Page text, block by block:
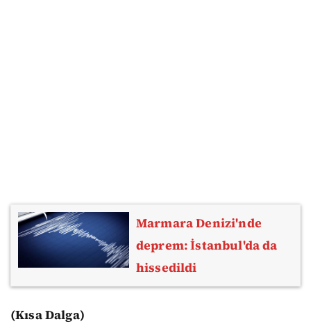
Marmara Denizi'nde
deprem: İstanbul'da da
hissedildi
(Kısa Dalga)